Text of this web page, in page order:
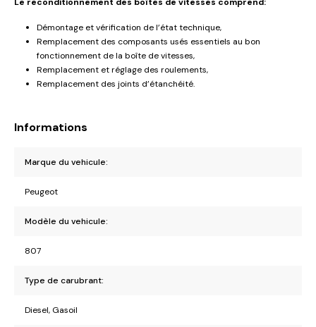
Démontage et vérification de l’état technique,
Remplacement des composants usés essentiels au bon
fonctionnement de la boîte de vitesses,
Remplacement et réglage des roulements,
Remplacement des joints d’étanchéité.
Informations
Marque du vehicule:
Peugeot
Modèle du vehicule:
807
Type de carubrant:
Diesel, Gasoil